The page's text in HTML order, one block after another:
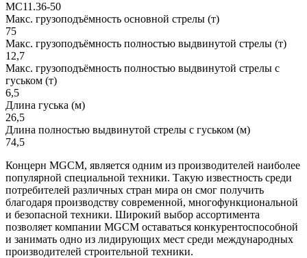
MC11.36-50
Макс. грузоподъёмность основной стрелы (т)
75
Макс. грузоподъёмность полностью выдвинутой стрелы (т)
12,7
Макс. грузоподъёмность полностью выдвинутой стрелы с
гуськом (т)
6,5
Длина гуська (м)
26,5
Длина полностью выдвинутой стрелы с гуськом (м)
74,5
Концерн MGCM, является одним из производителей наиболее
популярной специальной техники. Такую известность среди
потребителей различных стран мира он смог получить
благодаря производству современной, многофункциональной
и безопасной техники. Широкий выбор ассортимента
позволяет компании MGCM оставаться конкурентоспособной
и занимать одно из лидирующих мест среди международных
производителей строительной техники.